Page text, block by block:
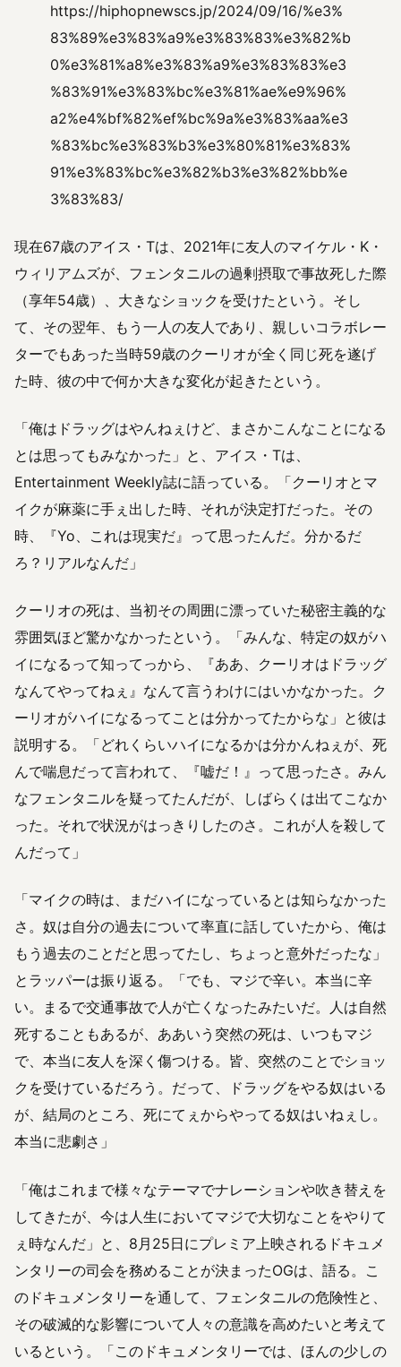
https://hiphopnewscs.jp/2024/09/16/%e3%
83%89%e3%83%a9%e3%83%83%e3%82%b
0%e3%81%a8%e3%83%a9%e3%83%83%e3
%83%91%e3%83%bc%e3%81%ae%e9%96%
a2%e4%bf%82%ef%bc%9a%e3%83%aa%e3
%83%bc%e3%83%b3%e3%80%81%e3%83%
91%e3%83%bc%e3%82%b3%e3%82%bb%e
3%83%83/
現在67歳のアイス・Tは、2021年に友人のマイケル・K・
ウィリアムズが、フェンタニルの過剰摂取で事故死した際
（享年54歳）、大きなショックを受けたという。そし
て、その翌年、もう一人の友人であり、親しいコラボレー
ターでもあった当時59歳のクーリオが全く同じ死を遂げ
た時、彼の中で何か大きな変化が起きたという。
「俺はドラッグはやんねぇけど、まさかこんなことになる
とは思ってもみなかった」と、アイス・Tは、
Entertainment Weekly誌に語っている。「クーリオとマ
イクが麻薬に手ぇ出した時、それが決定打だった。その
時、『Yo、これは現実だ』って思ったんだ。分かるだ
ろ？リアルなんだ」
クーリオの死は、当初その周囲に漂っていた秘密主義的な
雰囲気ほど驚かなかったという。「みんな、特定の奴がハ
イになるって知ってっから、『ああ、クーリオはドラッグ
なんてやってねぇ』なんて言うわけにはいかなかった。ク
ーリオがハイになるってことは分かってたからな」と彼は
説明する。「どれくらいハイになるかは分かんねぇが、死
んで喘息だって言われて、『嘘だ！』って思ったさ。みん
なフェンタニルを疑ってたんだが、しばらくは出てこなか
った。それで状況がはっきりしたのさ。これが人を殺して
んだって」
「マイクの時は、まだハイになっているとは知らなかった
さ。奴は自分の過去について率直に話していたから、俺は
もう過去のことだと思ってたし、ちょっと意外だったな」
とラッパーは振り返る。「でも、マジで辛い。本当に辛
い。まるで交通事故で人が亡くなったみたいだ。人は自然
死することもあるが、ああいう突然の死は、いつもマジ
で、本当に友人を深く傷つける。皆、突然のことでショッ
クを受けているだろう。だって、ドラッグをやる奴はいる
が、結局のところ、死にてぇからやってる奴はいねぇし。
本当に悲劇さ」
「俺はこれまで様々なテーマでナレーションや吹き替えを
してきたが、今は人生においてマジで大切なことをやりて
ぇ時なんだ」と、8月25日にプレミア上映されるドキュメ
ンタリーの司会を務めることが決まったOGは、語る。こ
のドキュメンタリーを通して、フェンタニルの危険性と、
その破滅的な影響について人々の意識を高めたいと考えて
いるという。「このドキュメンタリーでは、ほんの少しの